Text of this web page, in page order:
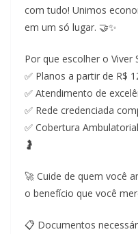
com tudo! Unimos
em um só lugar. 🤝✨
Por que escolher o Viver
✅ Planos a partir de R$
✅ Atendimento de
✅ Rede credenciada
✅ Cobertura
🤰
🚀 Cuide de quem você
o benefício que você
📋 Documentos